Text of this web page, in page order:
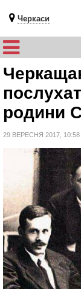
Черкаси
родини
29 ВЕРЕСНЯ 2017, 10:58